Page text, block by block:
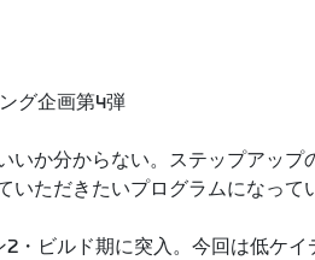
グ企画第4弾
いか分からない。ステップアップ
ただきたいプログラムになって
・ビルド期に突入。今回は低ケイ